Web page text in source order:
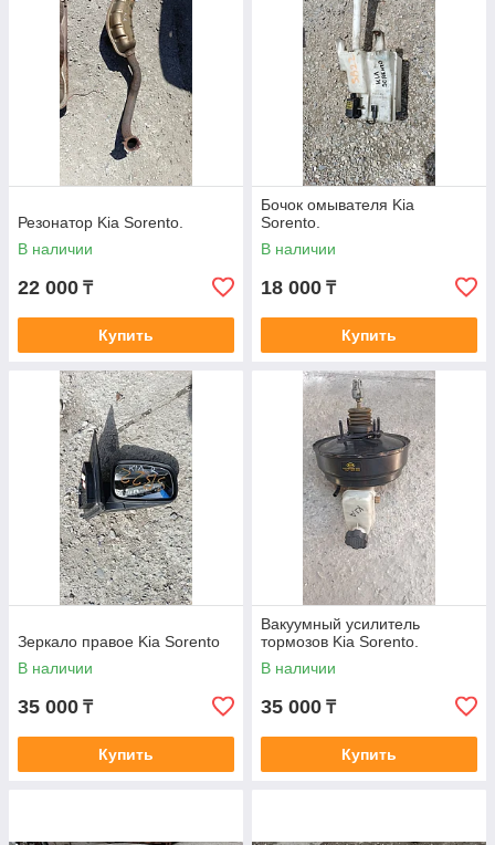
Резонатор Kia Sorento.
В наличии
22 000 ₸
Купить
Бочок омывателя Kia
Sorento.
В наличии
18 000 ₸
Купить
Зеркало правое Kia Sorento
В наличии
35 000 ₸
Купить
Вакуумный усилитель
тормозов Kia Sorento.
В наличии
35 000 ₸
Купить